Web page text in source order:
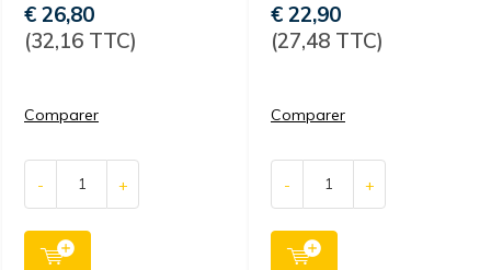
€ 26,80
(32,16 TTC)
Comparer
- +
€ 22,90
(27,48 TTC)
Comparer
- +